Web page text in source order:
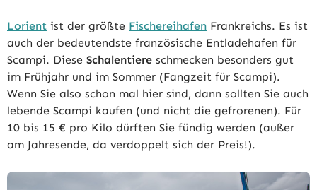
Lorient ist der größte Fischereihafen Frankreichs. Es ist
auch der bedeutendste französische Entladehafen für
Scampi. Diese Schalentiere schmecken besonders gut
im Frühjahr und im Sommer (Fangzeit für Scampi).
Wenn Sie also schon mal hier sind, dann sollten Sie auch
lebende Scampi kaufen (und nicht die gefrorenen). Für
10 bis 15 € pro Kilo dürften Sie fündig werden (außer
am Jahresende, da verdoppelt sich der Preis!).